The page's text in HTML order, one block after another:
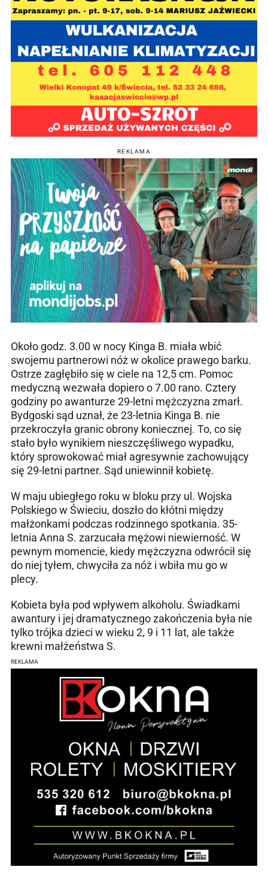
REKLAMA
Około godz. 3.00 w nocy Kinga B. miała wbić
swojemu partnerowi nóż w okolice prawego barku.
Ostrze zagłębiło się w ciele na 12,5 cm. Pomoc
medyczną wezwała dopiero o 7.00 rano. Cztery
godziny po awanturze 29-letni mężczyzna zmarł.
Bydgoski sąd uznał, że 23-letnia Kinga B. nie
przekroczyła granic obrony koniecznej. To, co się
stało było wynikiem nieszczęśliwego wypadku,
który sprowokować miał agresywnie zachowujący
się 29-letni partner. Sąd uniewinnił kobietę.
W maju ubiegłego roku w bloku przy ul. Wojska
Polskiego w Świeciu, doszło do kłótni między
małżonkami podczas rodzinnego spotkania. 35-
letnia Anna S. zarzucała mężowi niewierność. W
pewnym momencie, kiedy mężczyzna odwrócił się
do niej tyłem, chwyciła za nóż i wbiła mu go w
plecy.
Kobieta była pod wpływem alkoholu. Świadkami
awantury i jej dramatycznego zakończenia była nie
tylko trójka dzieci w wieku 2, 9 i 11 lat, ale także
krewni małżeństwa S.
REKLAMA